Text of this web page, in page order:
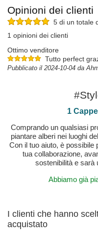
Opinioni dei clienti
5 di un totale
1 opinioni dei clienti
Ottimo venditore
Tutto perfect
Pubblicato il 2024-10-04 da
1
Comprando un qualsiasi
piantare alberi nei luoghi
Con il tuo aiuto, è possibile
tua collaborazione,
sostenibilità e sarà
Abbiamo già
I clienti che hanno
acquistato